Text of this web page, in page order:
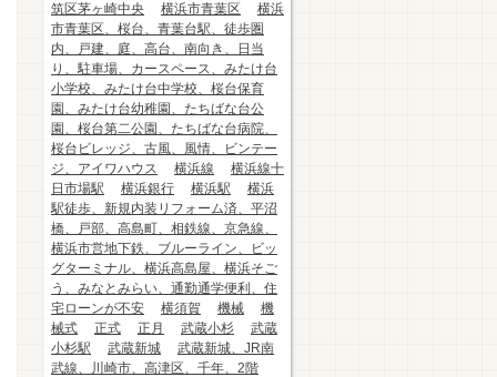
筑区茅ヶ崎中央
横浜市青葉区
横浜
市青葉区、桜台、青葉台駅、徒歩圏
内、戸建、庭、高台、南向き、日当
り、駐車場、カースペース、みたけ台
小学校、みたけ台中学校、桜台保育
園、みたけ台幼稚園、たちばな台公
園、桜台第二公園、たちばな台病院、
桜台ビレッジ、古風、風情、ビンテー
ジ、アイワハウス
横浜線
横浜線十
日市場駅
横浜銀行 横浜駅
横浜
駅徒歩、新規内装リフォーム済、平沼
橋、戸部、高島町、相鉄線、京急線、
横浜市営地下鉄、ブルーライン、ビッ
グターミナル、横浜高島屋、横浜そご
う、みなとみらい、通勤通学便利、住
宅ローンが不安
横須賀 機械
機
械式
正式 正月 武蔵小杉
武蔵
小杉駅
武蔵新城
武蔵新城、JR南
武線、川崎市、高津区、千年、2階